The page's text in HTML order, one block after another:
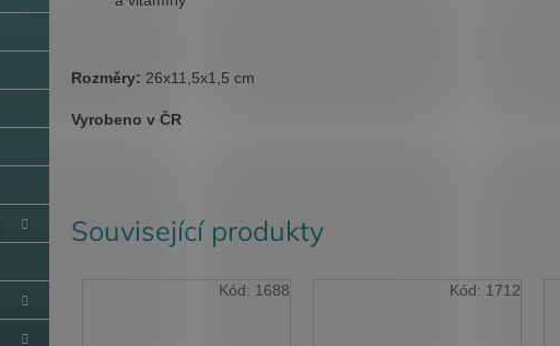
Související produkty
Kód: 1688 Kód: 1712
Rozměry: 26x11,5x1,5 cm
Vyrobeno v ČR